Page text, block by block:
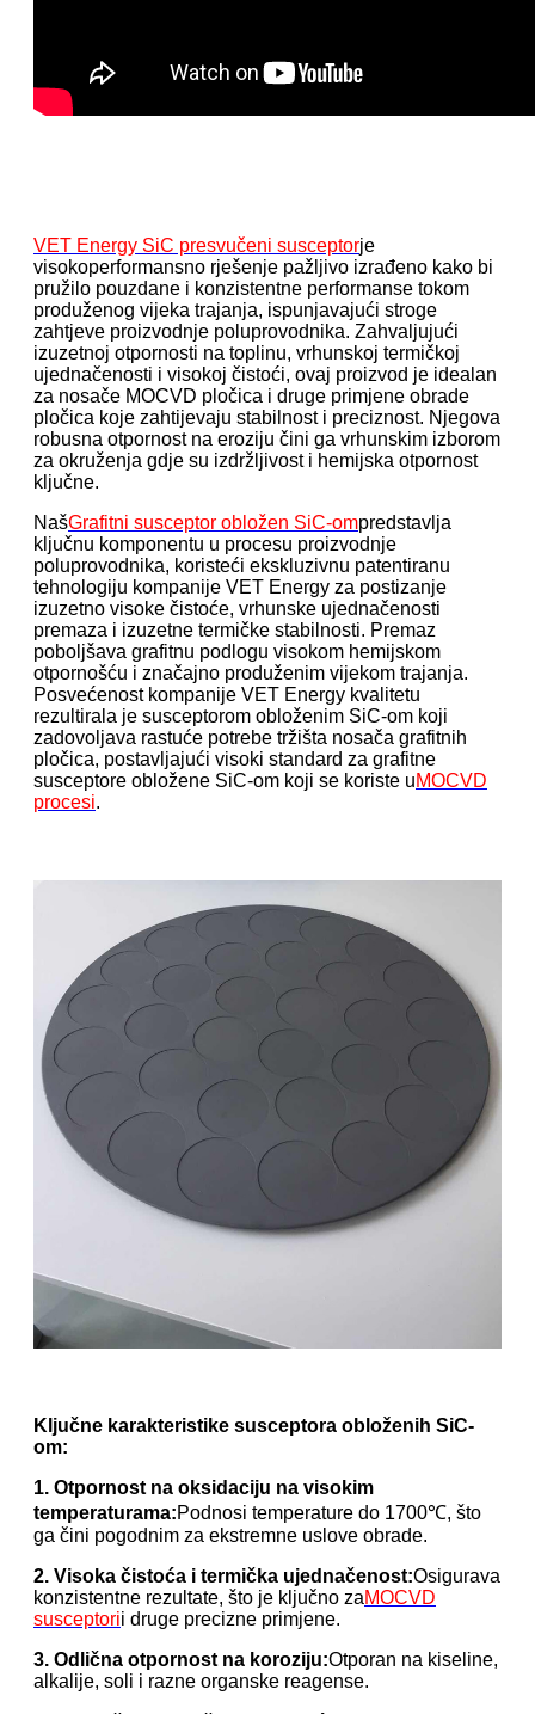
VET Energy SiC presvučeni susceptorje
visokoperformansno rješenje pažljivo izrađeno kako bi
pružilo pouzdane i konzistentne performanse tokom
produženog vijeka trajanja, ispunjavajući stroge
zahtjeve proizvodnje poluprovodnika. Zahvaljujući
izuzetnoj otpornosti na toplinu, vrhunskoj termičkoj
ujednačenosti i visokoj čistoći, ovaj proizvod je idealan
za nosače MOCVD pločica i druge primjene obrade
pločica koje zahtijevaju stabilnost i preciznost. Njegova
robusna otpornost na eroziju čini ga vrhunskim izborom
za okruženja gdje su izdržljivost i hemijska otpornost
ključne.
NašGrafitni susceptor obložen SiC-ompredstavlja
ključnu komponentu u procesu proizvodnje
poluprovodnika, koristeći ekskluzivnu patentiranu
tehnologiju kompanije VET Energy za postizanje
izuzetno visoke čistoće, vrhunske ujednačenosti
premaza i izuzetne termičke stabilnosti. Premaz
poboljšava grafitnu podlogu visokom hemijskom
otpornošću i značajno produženim vijekom trajanja.
Posvećenost kompanije VET Energy kvalitetu
rezultirala je susceptorom obloženim SiC-om koji
zadovoljava rastuće potrebe tržišta nosača grafitnih
pločica, postavljajući visoki standard za grafitne
susceptore obložene SiC-om koji se koriste uMOCVD
procesi.
Ključne karakteristike susceptora obloženih SiC-
om:
1. Otpornost na oksidaciju na visokim
temperaturama:Podnosi temperature do 1700℃, što
ga čini pogodnim za ekstremne uslove obrade.
2. Visoka čistoća i termička ujednačenost:Osigurava
konzistentne rezultate, što je ključno zaMOCVD
susceptorii druge precizne primjene.
3. Odlična otpornost na koroziju:Otporan na kiseline,
alkalije, soli i razne organske reagense.